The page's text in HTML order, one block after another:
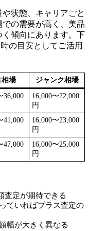
状態、キャリアごと
の需要が高く、美品
傾向にあります。下
の目安としてご活用
相場 ジャンク相場
36,000
16,000〜22,000
円
41,000
16,000〜23,000
円
47,000
16,000〜25,000
円
査定が期待できる
ていればプラス査定の
幅が大きく異なる